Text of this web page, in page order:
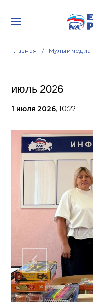
Главная Мультимедиа
июль 2026
1 июля 2026, 10:22